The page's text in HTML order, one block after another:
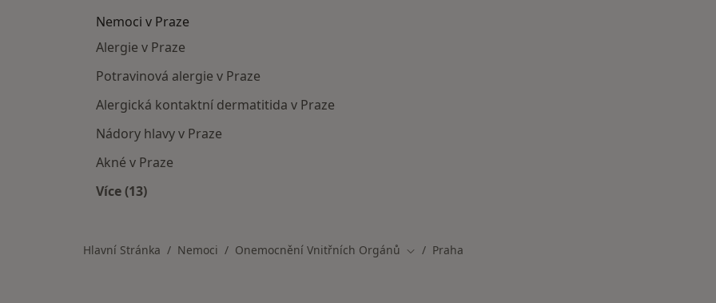
Nemoci v Praze
Alergie v Praze
Potravinová alergie v Praze
Alergická kontaktní dermatitida v Praze
Nádory hlavy v Praze
Akné v Praze
Více (13)
Hlavní Stránka Nemoci Onemocnění Vnitřních Orgánů Změna města
Praha